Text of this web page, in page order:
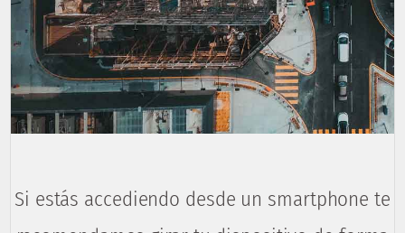
Si estás accediendo desde un smartphone te